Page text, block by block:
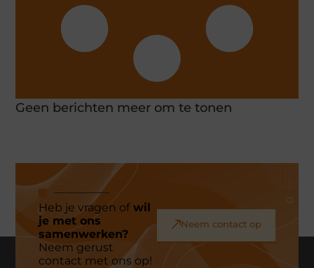
Geen berichten meer om te tonen
Heb je vragen ofwil
je met ons
samenwerken?
Neem gerust
contact met ons op!
Neem contact op